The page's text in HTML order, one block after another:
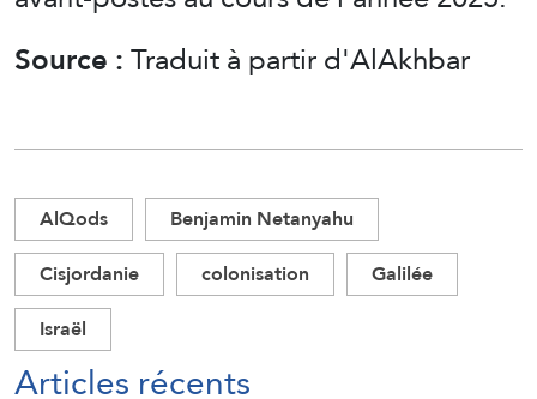
Source :Traduit à partir d'AlAkhbar
AlQods
Benjamin Netanyahu
Cisjordanie
colonisation
Galilée
Israël
Articles récents